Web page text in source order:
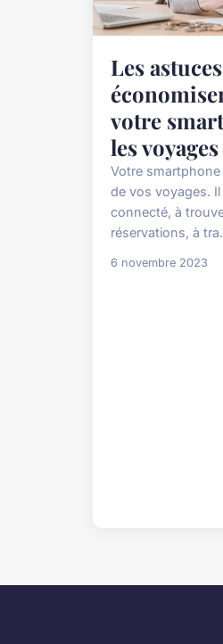
Les
votre
les voyages
Votre smartphone
de vos voyages.
connecté, à
réservations, à
6 novembre 2023